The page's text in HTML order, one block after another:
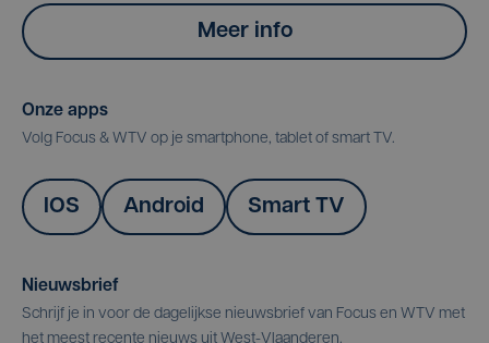
Meer info
Onze apps
Volg Focus & WTV op je smartphone, tablet of smart TV.
IOS Android Smart TV
Nieuwsbrief
Schrijf je in voor de dagelijkse nieuwsbrief van Focus en WTV met
het meest recente nieuws uit West-Vlaanderen.